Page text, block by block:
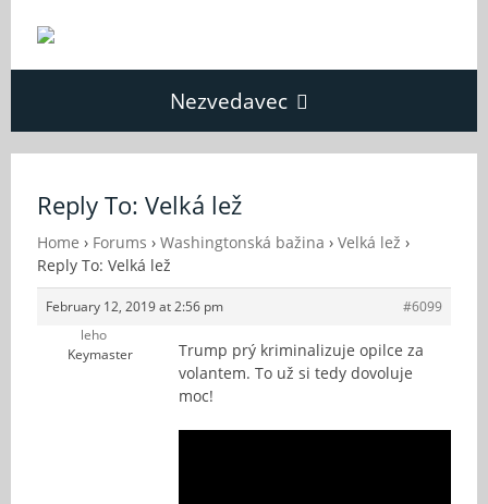
Nezvedavec
Fórum
O Nezvědavci
Kontakt
Reply To: Velká lež
Home › Forums › Washingtonská bažina › Velká lež ›
Reply To: Velká lež
February 12, 2019 at 2:56 pm
#6099
leho
Keymaster
Trump prý kriminalizuje opilce za
volantem. To už si tedy dovoluje
moc!